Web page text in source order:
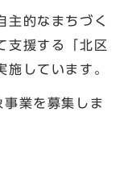
的なまちづく
支援する「北区
施しています。
業を募集しま